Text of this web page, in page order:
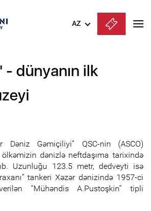
AZ
English
- dünyanın ilk
Dəniz Gəmiçiliyi” QSC-nin (ASCO)
dənizlə neftdaşıma tarixində
Uzunluğu 123.5 metr, dedveyti isə
tankeri Xəzər dənizində 1957-ci
“Mühəndis A.Pustoşkin” tipli